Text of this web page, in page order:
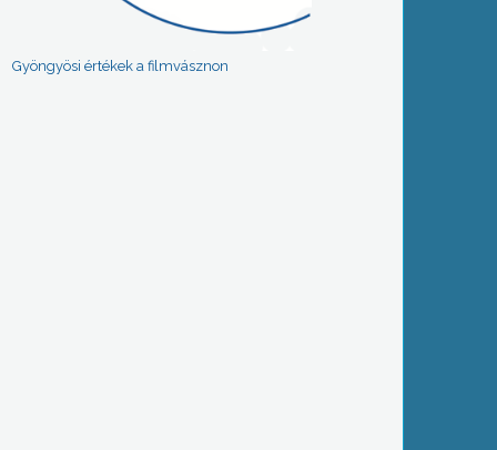
Gyöngyösi értékek a filmvásznon